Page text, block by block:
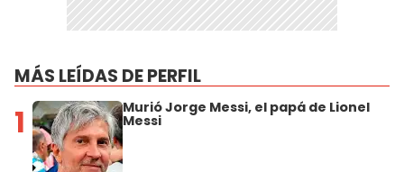
MÁS LEÍDAS DE PERFIL
1 Murió Jorge Messi, el papá de Lionel
Messi